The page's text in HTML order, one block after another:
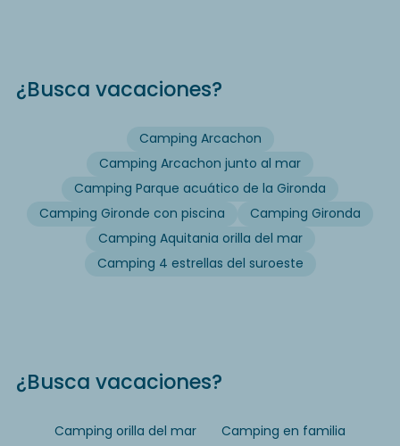
¿Busca vacaciones?
Camping Arcachon
Camping Arcachon junto al mar
Camping Parque acuático de la Gironda
Camping Gironde con piscina
Camping Gironda
Camping Aquitania orilla del mar
Camping 4 estrellas del suroeste
¿Busca vacaciones?
Camping orilla del mar
Camping en familia